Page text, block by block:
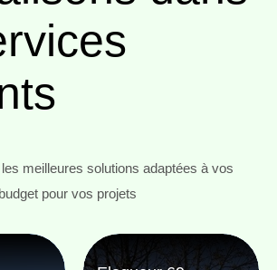
meilleures solutions adaptées à vos
pour vos projets